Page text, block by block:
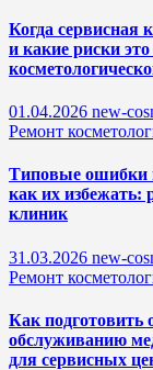
Когда сервисная
и какие риски
01.04.2026 new-
Ремонт
Типовые ошибки
как их избежать:
клиник
31.03.2026 new-
Ремонт
Как подготовить
обслуживанию
для сервисных